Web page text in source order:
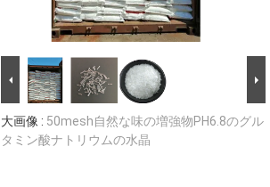
大画像 : 50mesh自然な味の増強物PH6.8のグル
タミン酸ナトリウムの水晶